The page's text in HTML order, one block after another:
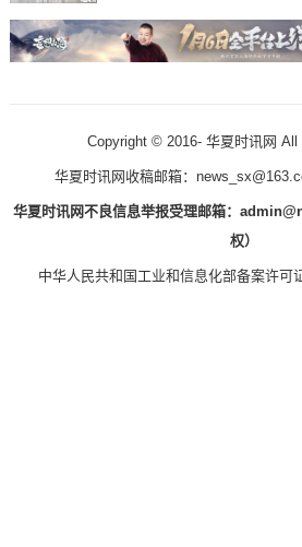
Copyright © 2016- 华夏时讯网 All
华夏时讯网收稿邮箱：
华夏时讯网不良信息举报受理邮箱：
权）
中华人民共和国工业和信息化部备案许可